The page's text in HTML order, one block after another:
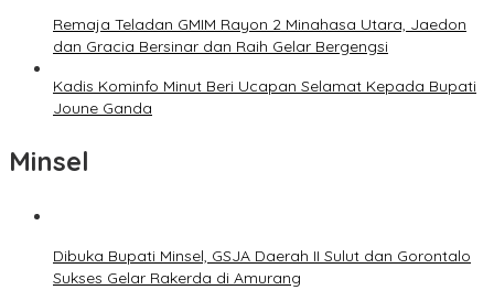
Remaja Teladan GMIM Rayon 2 Minahasa Utara, Jaedon
dan Gracia Bersinar dan Raih Gelar Bergengsi
Kadis Kominfo Minut Beri Ucapan Selamat Kepada Bupati
Joune Ganda
Minsel
Dibuka Bupati Minsel, GSJA Daerah II Sulut dan Gorontalo
Sukses Gelar Rakerda di Amurang